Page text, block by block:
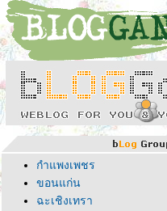
กำแพงเพชร
ขอนแก่น
ฉะเชิงเทรา